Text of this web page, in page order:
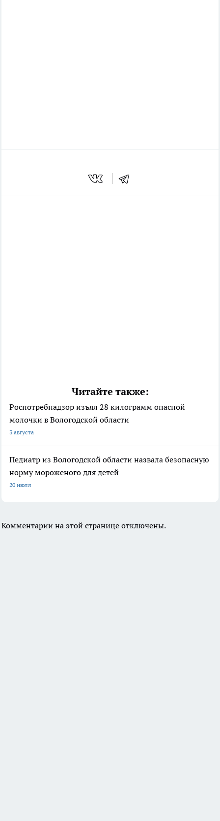
Читайте также:
Роспотребнадзор изъял 28 килограмм опасной
молочки в Вологодской области
3 августа
Педиатр из Вологодской области назвала безопасную
норму мороженого для детей
20 июля
Комментарии на этой странице отключены.